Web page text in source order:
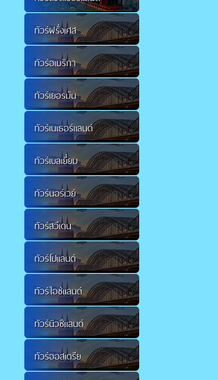
ทัวร์ฝรั่งเศส
ทัวร์อเมริกา
ทัวร์เยอรมัน
ทัวร์เนเธอร์แลนด์
ทัวร์เบลเยี่ยม
ทัวร์นอร์เวย์
ทัวร์สวีเดน
ทัวร์โปแลนด์
ทัวร์ไอซ์แลนด์
ทัวร์นิวซีแลนด์
ทัวร์ออสเตรีย